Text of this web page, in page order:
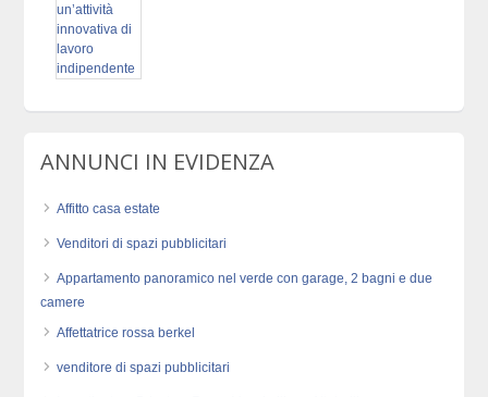
ANNUNCI IN EVIDENZA
Affitto casa estate
Venditori di spazi pubblicitari
Appartamento panoramico nel verde con garage, 2 bagni e due
camere
Affettatrice rossa berkel
venditore di spazi pubblicitari